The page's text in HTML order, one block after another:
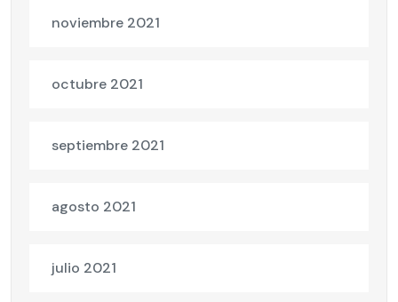
noviembre 2021
octubre 2021
septiembre 2021
agosto 2021
julio 2021